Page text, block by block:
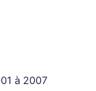
à 2007